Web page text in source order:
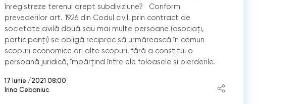
înregistreze terenul drept subdiviziune? Conform
prevederilor art. 1926 din Codul civil, prin contract de
societate civilă două sau mai multe persoane (asociaţi,
participanţi) se obligă reciproc să urmărească în comun
scopuri economice ori alte scopuri, fără a constitui o
persoană juridică, împărţind între ele foloasele şi pierderile.
17 Iunie /2021 08:00
Irina Cebaniuc